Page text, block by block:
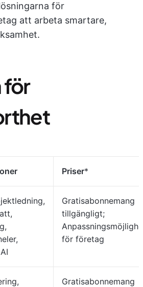
för
att arbeta smartare,
för
Priser*
Gratisabonnemang
tillgängligt;
för företag
Gratisabonnemang